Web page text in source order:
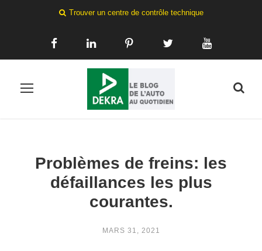
Trouver un centre de contrôle technique
Problèmes de freins: les
défaillances les plus
courantes.
MARS 31, 2021